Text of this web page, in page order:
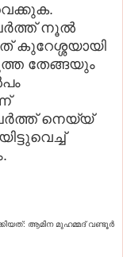
നൂല്‍
കുറേശ്ശയായി
തേങ്ങയും
നെയ്യ്
ആമിന മുഹമ്മദ് വണ്ടൂര്‍